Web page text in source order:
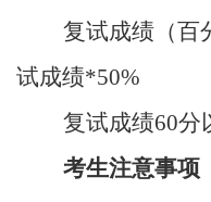
复试成绩（百
试成绩*50%
复试成绩60分
考生注意事项